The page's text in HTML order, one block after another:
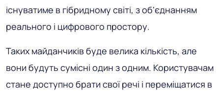
існуватиме в гібридному світі, з об'єднанням
реального і цифрового простору.
Таких майданчиків буде велика кількість, але
вони будуть сумісні один з одним. Користувачам
стане доступно брати свої речі і переміщатися в